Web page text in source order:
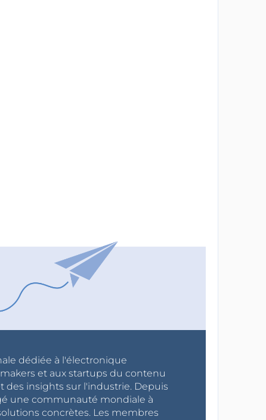
dédiée à l'électronique
et aux startups du contenu
des insights sur l'industrie. Depuis
une communauté mondiale à
concrètes. Les membres